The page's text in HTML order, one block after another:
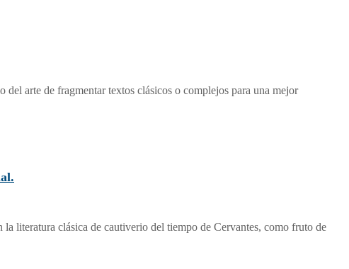
arte de fragmentar textos clásicos o complejos para una mejor
literatura clásica de cautiverio del tiempo de Cervantes, como fruto de